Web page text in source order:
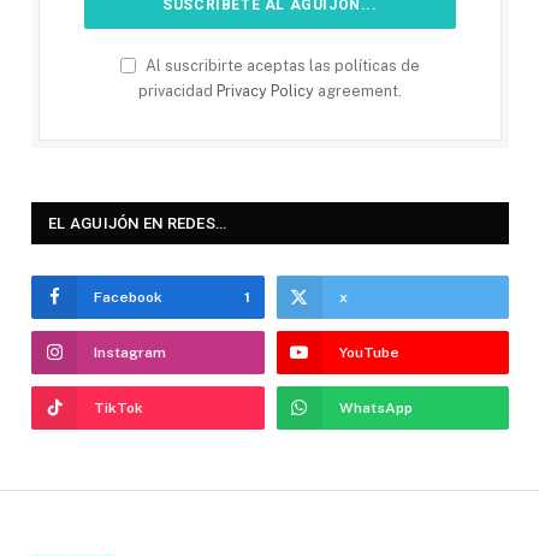
Al suscribirte aceptas las políticas de
privacidad Privacy Policy agreement.
EL AGUIJÓN EN REDES…
Facebook 1 x
Instagram YouTube
TikTok WhatsApp